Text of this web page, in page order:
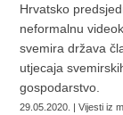
Hrvatsko
neformalnu
svemira država
utjecaja
gospodarstvo.
29.05.2020. | Vijesti iz